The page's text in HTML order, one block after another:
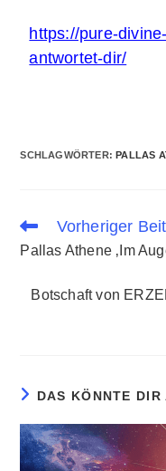
https://pure-
antwortet-dir/
SCHLAGWÖRTER:PALLAS
Vorheriger
Pallas Athene ‚Im
Botschaft von
DAS KÖNNTE